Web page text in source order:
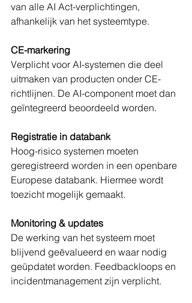
van alle AI Act-verplichtingen,
afhankelijk van het systeemtype.
CE-markering
Verplicht voor AI-systemen die deel
uitmaken van producten onder CE-
richtlijnen. De AI-component moet dan
geïntegreerd beoordeeld worden.
Registratie in databank
Hoog-risico systemen moeten
geregistreerd worden in een openbare
Europese databank. Hiermee wordt
toezicht mogelijk gemaakt.
Monitoring & updates
De werking van het systeem moet
blijvend geëvalueerd en waar nodig
geüpdatet worden. Feedbackloops en
incidentmanagement zijn verplicht.